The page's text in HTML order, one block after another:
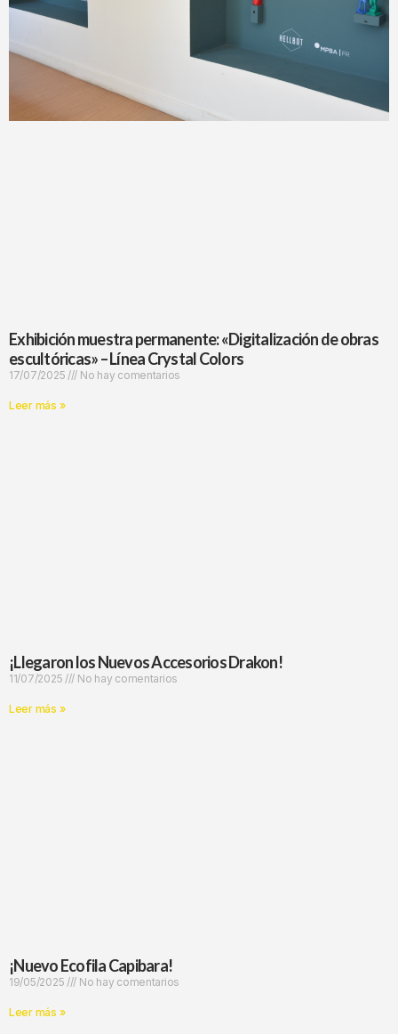
Exhibición muestra permanente: «Digitalización de obras
escultóricas» – Línea Crystal Colors
17/07/2025 No hay comentarios
Leer más »
¡Llegaron los Nuevos Accesorios Drakon!
11/07/2025 No hay comentarios
Leer más »
¡Nuevo Ecofila Capibara!
19/05/2025 No hay comentarios
Leer más »